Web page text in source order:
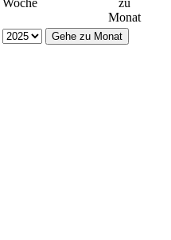
Woche
zu
Monat
Gehe zu Monat